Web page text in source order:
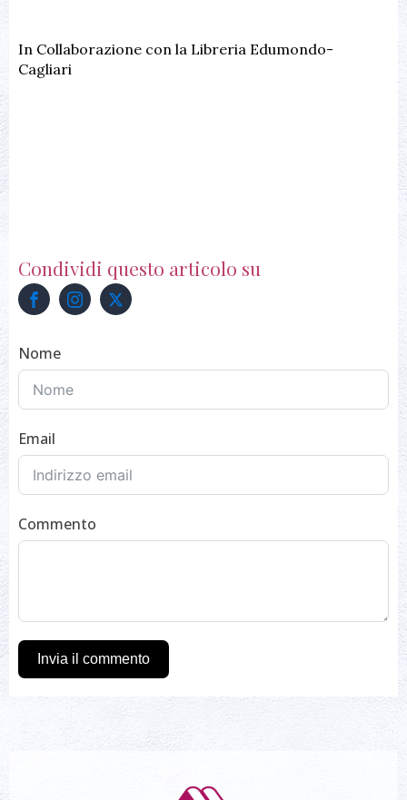
In Collaborazione con la Libreria Edumondo-
Cagliari
Condividi questo articolo su
Nome
Email
Commento
Invia il commento